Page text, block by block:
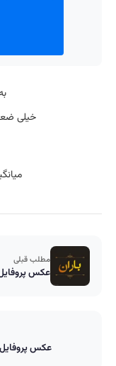
خیلی
مطلب قبلی
عکس
عکس